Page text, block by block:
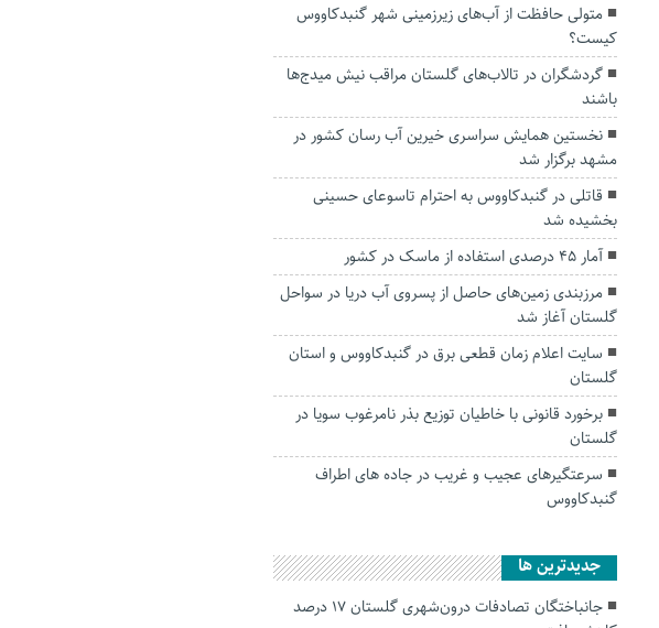
متولی حافظت از آب‌های زیرزمینی شهر گنبدکاووس
کیست؟
گردشگران در تالاب‌های گلستان مراقب نیش میدج‌ها
باشند
نخستین همایش سراسری خیرین آب رسان کشور در
مشهد برگزار شد
قاتلی در گنبدکاووس به احترام تاسوعای حسینی
بخشیده شد
آمار ۴۵ درصدی استفاده از ماسک در کشور
مرزبندی زمین‌های حاصل از پسروی آب دریا در سواحل
گلستان آغاز شد
سایت اعلام زمان قطعی برق در‌ گنبدکاووس و استان
گلستان
برخورد قانونی با خاطیان توزیع بذر نامرغوب سویا در
گلستان
سرعتگیرهای عجیب و غریب در جاده های اطراف
گنبدکاووس
جديدترين ها
جانباختگان تصادفات درون‌شهری گلستان ۱۷ درصد